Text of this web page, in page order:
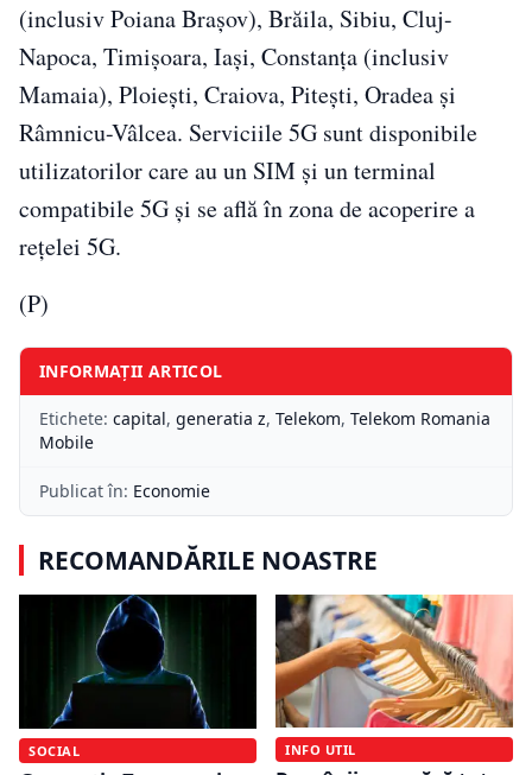
(inclusiv Poiana Brașov), Brăila, Sibiu, Cluj-
Napoca, Timișoara, Iași, Constanța (inclusiv
Mamaia), Ploiești, Craiova, Pitești, Oradea și
Râmnicu-Vâlcea. Serviciile 5G sunt disponibile
utilizatorilor care au un SIM și un terminal
compatibile 5G și se află în zona de acoperire a
rețelei 5G.
(P)
INFORMAȚII ARTICOL
Etichete: capital, generatia z, Telekom, Telekom Romania
Mobile
Publicat în: Economie
RECOMANDĂRILE NOASTRE
SOCIAL INFO UTIL